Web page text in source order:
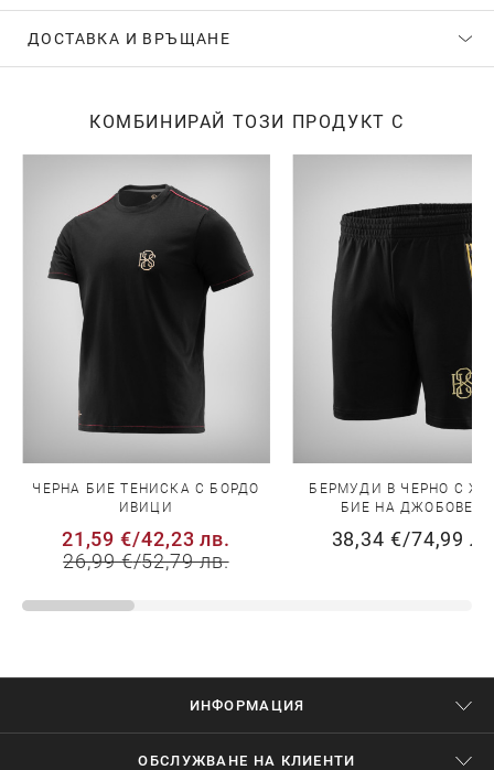
ДОСТАВКА И ВРЪЩАНЕ
КОМБИНИРАЙ ТОЗИ ПРОДУКТ С
ЧЕРНА БИЕ ТЕНИСКА С БОРДО
ИВИЦИ
21,59 €/42,23 лв.
26,99 €/52,79 лв.
БЕРМУДИ В ЧЕРНО С
БИЕ НА ДЖОБОВЕТЕ
38,34 €/74,99
ИНФОРМАЦИЯ
ОБСЛУЖВАНЕ НА КЛИЕНТИ